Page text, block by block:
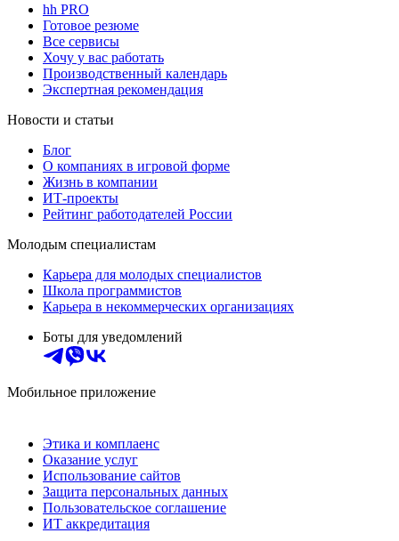
hh PRO
Готовое резюме
Все сервисы
Хочу у вас работать
Производственный календарь
Экспертная рекомендация
Новости и статьи
Блог
О компаниях в игровой форме
Жизнь в компании
ИТ-проекты
Рейтинг работодателей России
Молодым специалистам
Карьера для молодых специалистов
Школа программистов
Карьера в некоммерческих организациях
Боты для уведомлений
Мобильное приложение
Этика и комплаенс
Оказание услуг
Использование сайтов
Защита персональных данных
Пользовательское соглашение
ИТ аккредитация